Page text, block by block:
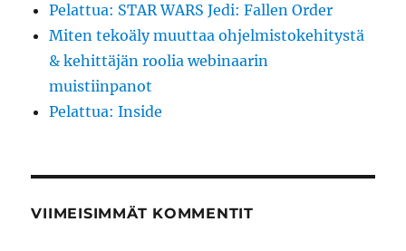
Pelattua: STAR WARS Jedi: Fallen Order
Miten tekoäly muuttaa ohjelmistokehitystä
& kehittäjän roolia webinaarin
muistiinpanot
Pelattua: Inside
VIIMEISIMMÄT KOMMENTIT